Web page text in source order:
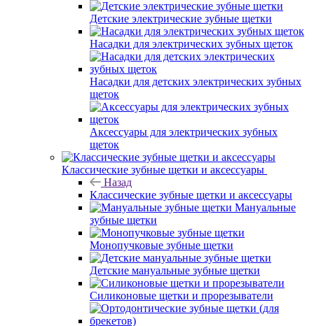
Детские электрические зубные щетки
Насадки для электрических зубных щеток
Насадки для детских электрических зубных
щеток
Аксессуары для электрических зубных
щеток
Классические зубные щетки и аксессуары
Назад
Классические зубные щетки и аксессуары
Мануальные
зубные щетки
Монопучковые зубные щетки
Детские мануальные зубные щетки
Силиконовые щетки и прорезыватели